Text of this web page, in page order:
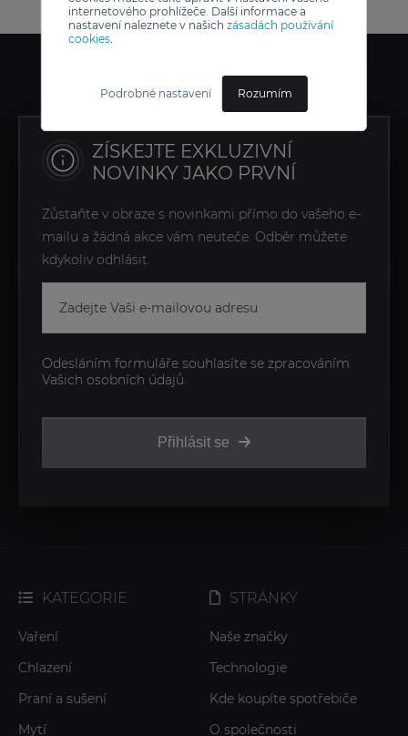
internetového prohlížeče. Další informace a
nastavení naleznete v našich zásadách používání
cookies.
Podrobné nastavení Rozumím
ZÍSKEJTE EXKLUZIVNÍ
NOVINKY JAKO PRVNÍ
Zůstaňte v obraze s novinkami přímo do vašeho e-
mailu a žádná akce vám neuteče. Odběr můžete
kdykoliv odhlásit.
Přihlásit se
Odesláním formuláře souhlasíte se zpracováním
Vašich osobních údajů.
KATEGORIE
Vaření
Chlazení
Praní a sušení
Mytí
STRÁNKY
Naše značky
Technologie
Kde koupíte spotřebiče
O společnosti